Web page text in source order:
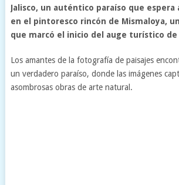
Jalisco, un auténtico paraíso que espera
en el pintoresco rincón de Mismaloya,
que marcó el inicio del auge turístico
Los amantes de la fotografía de paisajes
un verdadero paraíso, donde las imágenes
asombrosas obras de arte natural.